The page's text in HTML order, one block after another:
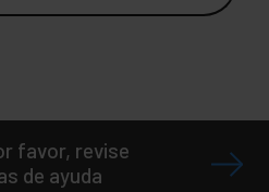
favor, revise
de ayuda